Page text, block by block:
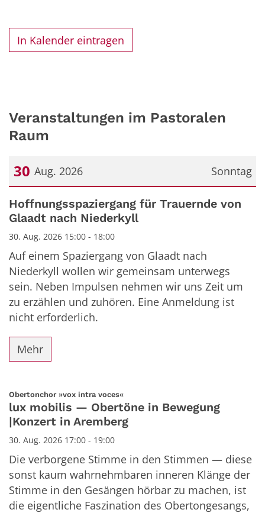
In Kalender eintragen
Veranstaltungen im Pastoralen
Raum
Sonntag
30 Aug. 2026
Datum: 30. August 2026
Hoffnungsspaziergang für Trauernde von
Glaadt nach Niederkyll
30. Aug. 2026 15:00 - 18:00
Auf einem Spaziergang von Glaadt nach
Niederkyll wollen wir gemeinsam unterwegs
sein. Neben Impulsen nehmen wir uns Zeit um
zu erzählen und zuhören. Eine Anmeldung ist
nicht erforderlich.
Mehr
Obertonchor »vox intra voces«:
lux mobilis — Obertöne in Bewegung
|Konzert in Aremberg
30. Aug. 2026 17:00 - 19:00
Die verborgene Stimme in den Stimmen — diese
sonst kaum wahrnehmbaren inneren Klänge der
Stimme in den Gesängen hörbar zu machen, ist
die eigentliche Faszination des Obertongesangs,